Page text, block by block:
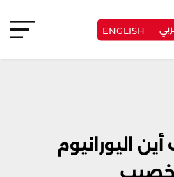
ENGLISH
اليورانيوم